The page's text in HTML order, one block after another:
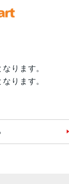
ります。
ります。